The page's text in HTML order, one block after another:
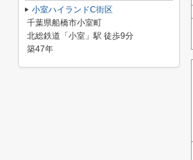
小室ハイランドC街区
千葉県船橋市小室町
北総鉄道「小室」駅 徒歩9分
築47年